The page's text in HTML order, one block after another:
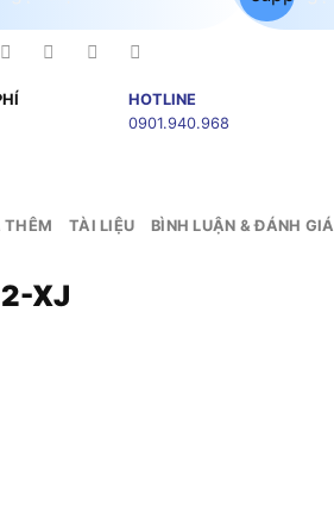
HOTLINE
0901.940.968
THÊM TÀI LIỆU BÌNH LUẬN & ĐÁNH GIÁ
XJ